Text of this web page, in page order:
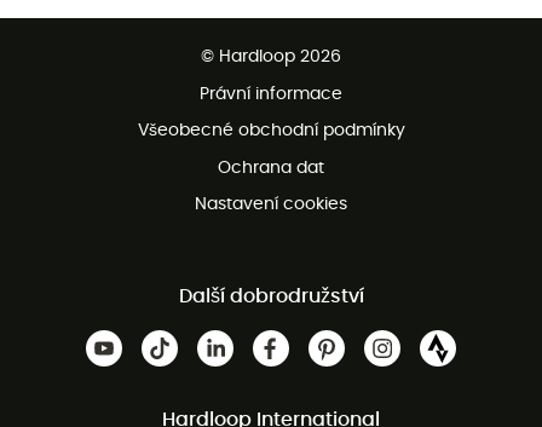
Bezplatná zákaznická služba
© Hardloop 2026
Právní informace
Všeobecné obchodní podmínky
Ochrana dat
Nastavení cookies
Další dobrodružství
Hardloop International